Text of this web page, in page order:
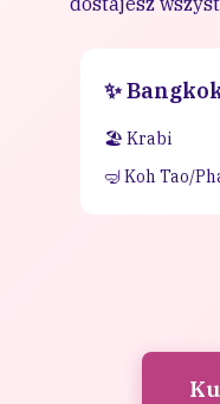
✨
🏖️ Krabi
🤿 Koh Tao/